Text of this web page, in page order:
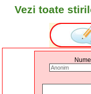
Vezi toate